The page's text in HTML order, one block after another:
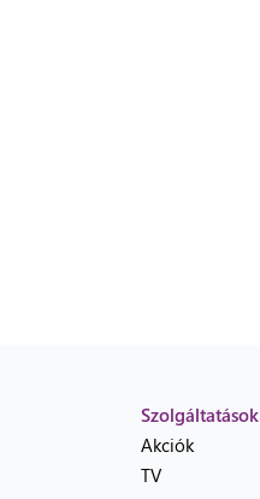
Szolgáltatások
Akciók
TV